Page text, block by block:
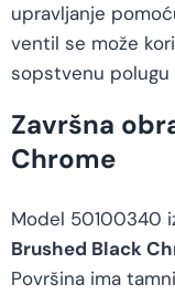
upravljanje
ventil se može
sopstvenu polugu
Završna
Chrome
Model 50100340
Brushed Black
Površina ima